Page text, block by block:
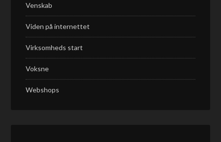
Venskab
Viden på internettet
Virksomheds start
Voksne
Webshops